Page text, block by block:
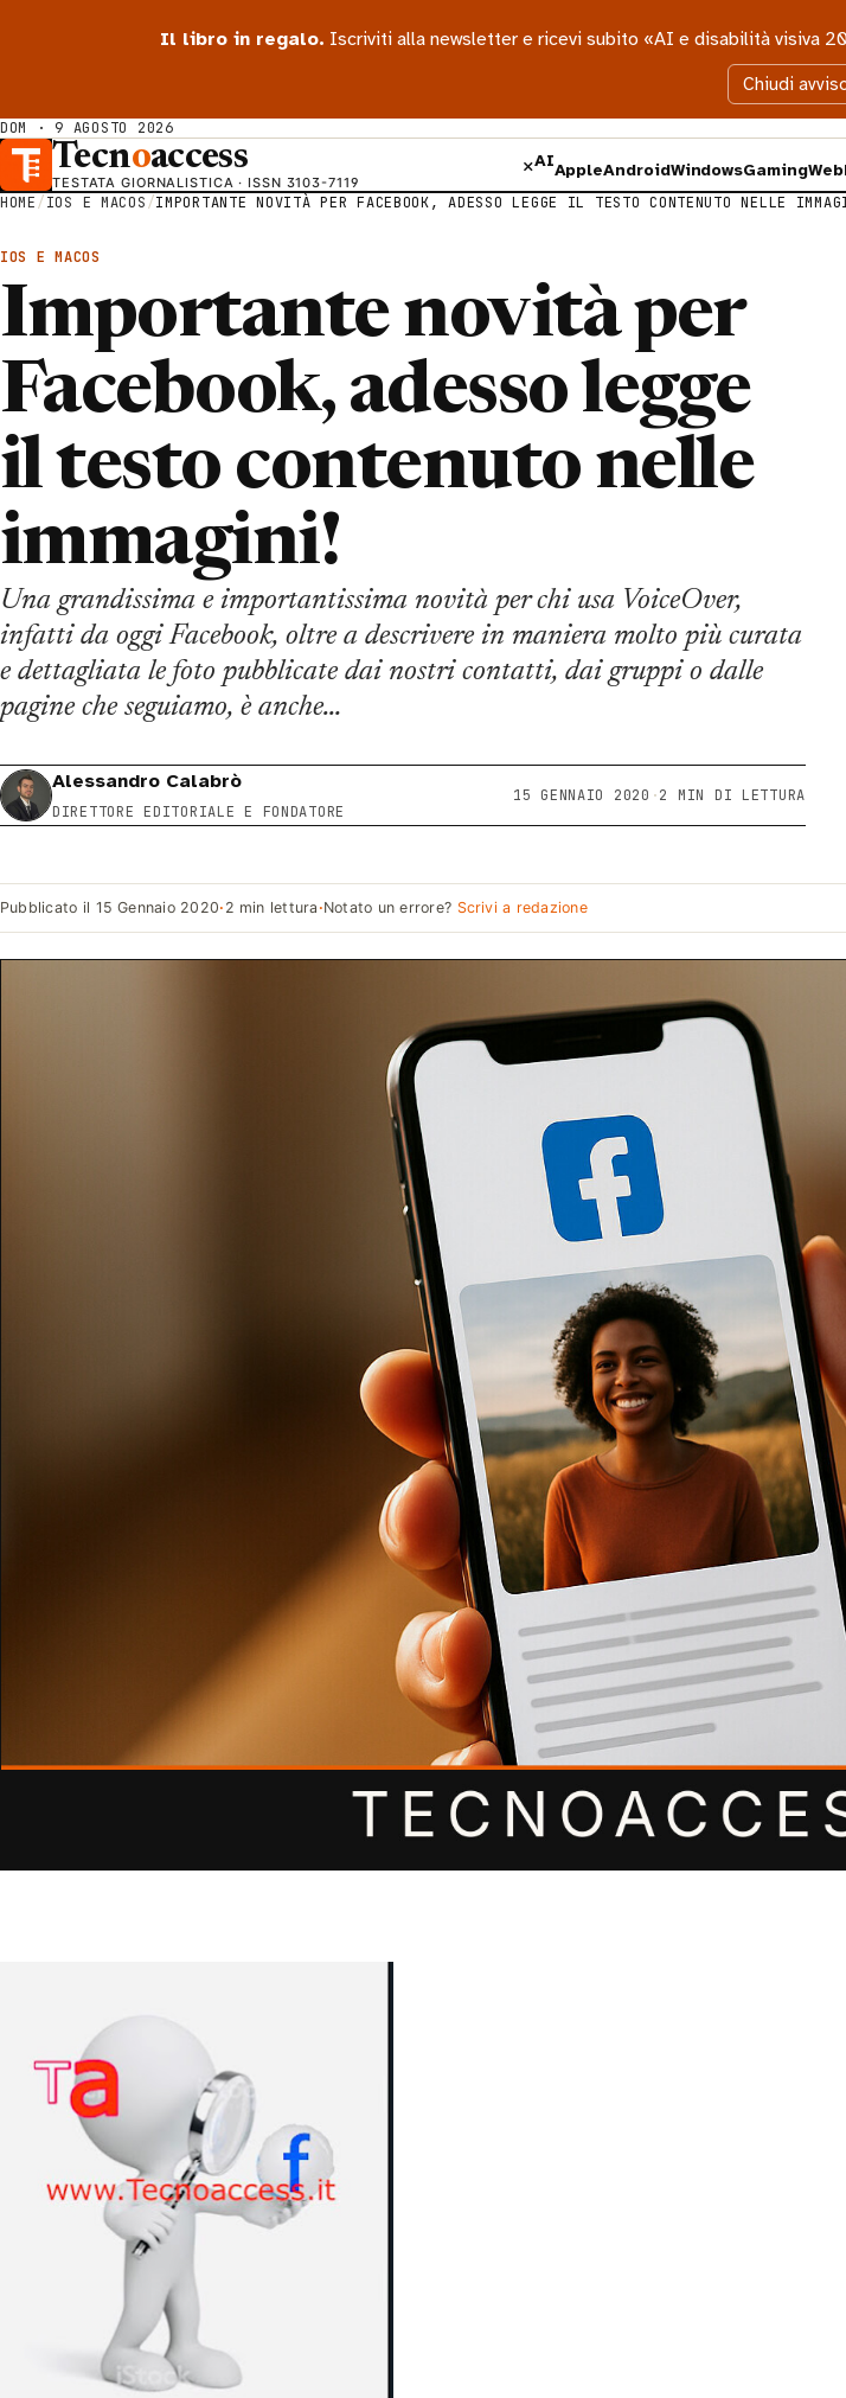
Il libro in regalo. Iscriviti alla newsletter e ricevi subito «AI e disabilità visiva
Chiudi
DOM · 9 AGOSTO 2026
Tecnoaccess
TESTATA GIORNALISTICA · ISSN 3103-7119
×AIAppleAndroidWindowsGamingWeb
HOME/IOS E MACOS/IMPORTANTE NOVITÀ PER FACEBOOK, ADESSO LEGGE IL TESTO CONTENUTO NELLE
IOS E MACOS
Importante novità per
Facebook, adesso legge
il testo contenuto nelle
immagini!
Una grandissima e importantissima novità per chi usa VoiceOver,
infatti da oggi Facebook, oltre a descrivere in maniera molto più curata
e dettagliata le foto pubblicate dai nostri contatti, dai gruppi o dalle
pagine che seguiamo, è anche…
Alessandro Calabrò
DIRETTORE EDITORIALE E FONDATORE
15 GENNAIO 2020 ·2 MIN DI LETTURA
Pubblicato il 15 Gennaio 2020· 2 min lettura ·Notato un errore? Scrivi a redazione